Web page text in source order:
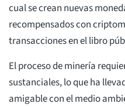
cual se crean nuevas
recompensados con
transacciones en el libro
El proceso de minería
sustanciales, lo que ha
amigable con el medio